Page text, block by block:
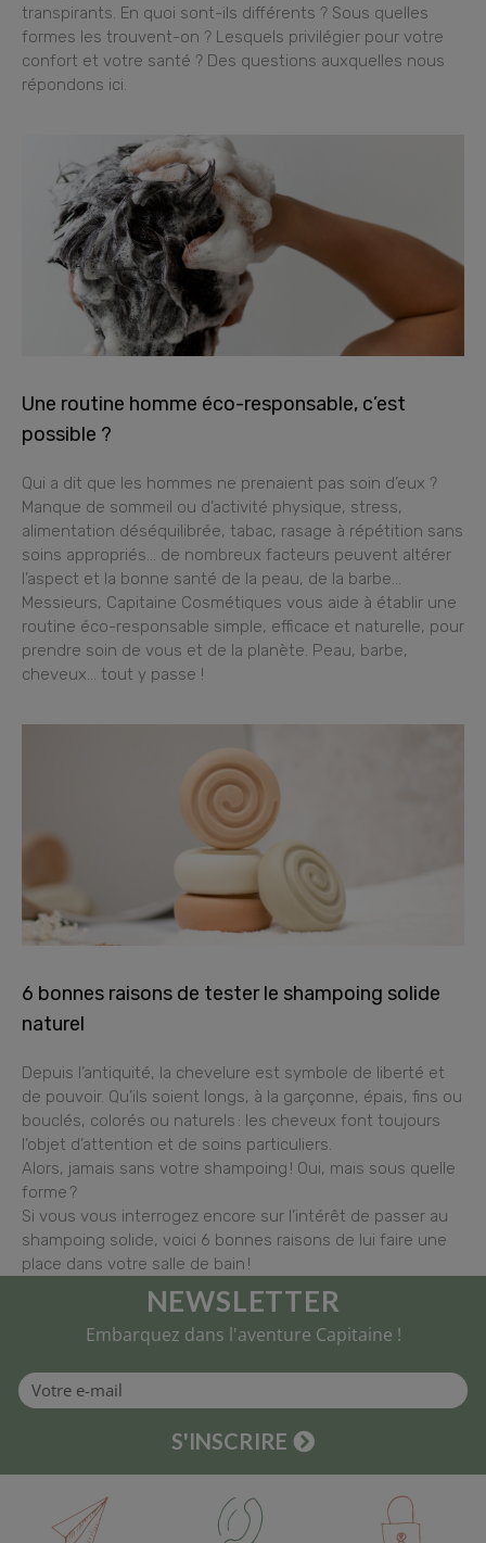
transpirants. En quoi sont-ils différents ? Sous quelles
formes les trouvent-on ? Lesquels privilégier pour votre
confort et votre santé ? Des questions auxquelles nous
répondons ici.
Une routine homme éco-responsable, c’est
possible ?
Qui a dit que les hommes ne prenaient pas soin d’eux ?
Manque de sommeil ou d’activité physique, stress,
alimentation déséquilibrée, tabac, rasage à répétition sans
soins appropriés… de nombreux facteurs peuvent altérer
l’aspect et la bonne santé de la peau, de la barbe…
Messieurs, Capitaine Cosmétiques vous aide à établir une
routine éco-responsable simple, efficace et naturelle, pour
prendre soin de vous et de la planète. Peau, barbe,
cheveux… tout y passe !
6 bonnes raisons de tester le shampoing solide
naturel
Depuis l’antiquité, la chevelure est symbole de liberté et
de pouvoir. Qu’ils soient longs, à la garçonne, épais, fins ou
bouclés, colorés ou naturels : les cheveux font toujours
l’objet d’attention et de soins particuliers.
Alors, jamais sans votre shampoing ! Oui, mais sous quelle
forme ?
Si vous vous interrogez encore sur l’intérêt de passer au
shampoing solide, voici 6 bonnes raisons de lui faire une
place dans votre salle de bain !
NEWSLETTER
Embarquez dans l'aventure Capitaine !
S'INSCRIRE